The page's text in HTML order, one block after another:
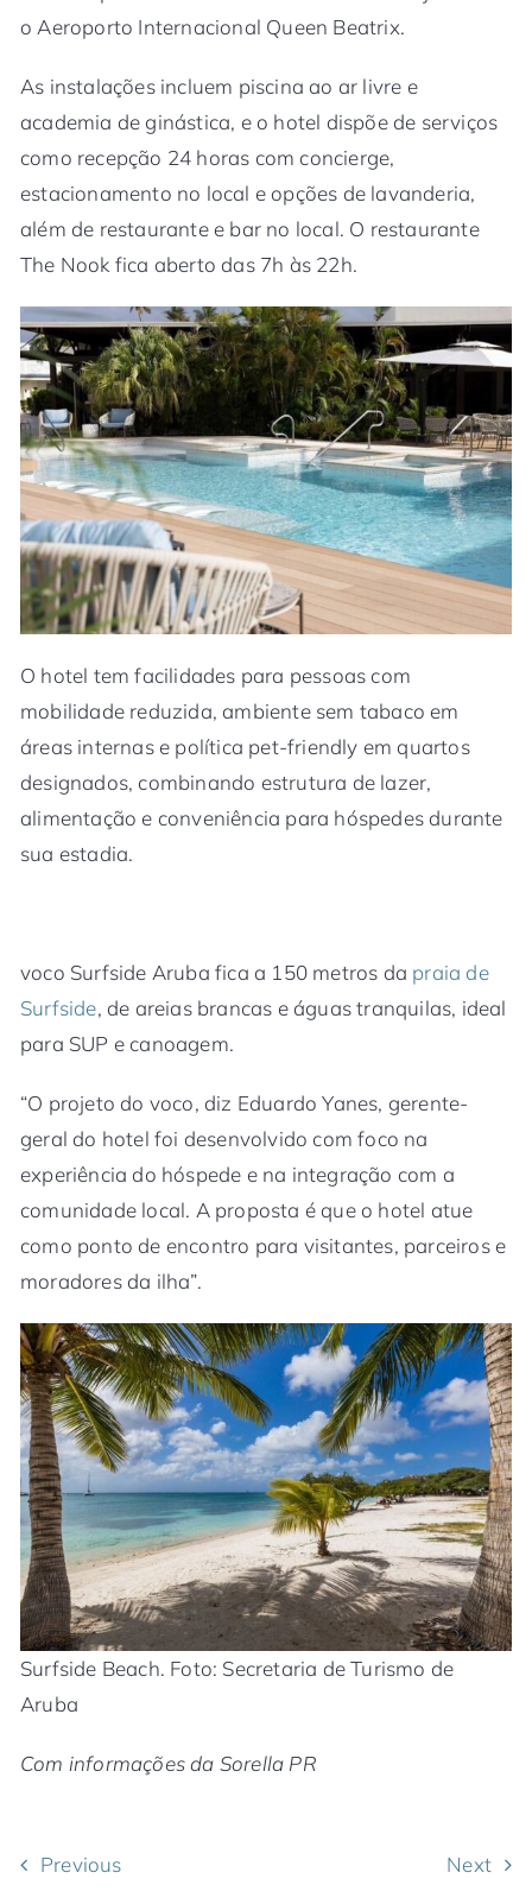
o Aeroporto Internacional Queen Beatrix.
As instalações incluem piscina ao ar livre e
academia de ginástica, e o hotel dispõe de serviços
como recepção 24 horas com concierge,
estacionamento no local e opções de lavanderia,
além de restaurante e bar no local. O restaurante
The Nook fica aberto das 7h às 22h.
O hotel tem facilidades para pessoas com
mobilidade reduzida, ambiente sem tabaco em
áreas internas e política pet-friendly em quartos
designados, combinando estrutura de lazer,
alimentação e conveniência para hóspedes durante
sua estadia.
voco Surfside Aruba fica a 150 metros da praia de
Surfside, de areias brancas e águas tranquilas, ideal
para SUP e canoagem.
“O projeto do voco, diz Eduardo Yanes, gerente-
geral do hotel foi desenvolvido com foco na
experiência do hóspede e na integração com a
comunidade local. A proposta é que o hotel atue
como ponto de encontro para visitantes, parceiros e
moradores da ilha”.
Surfside Beach. Foto: Secretaria de Turismo de
Aruba
Com informações da Sorella PR
Previous Next